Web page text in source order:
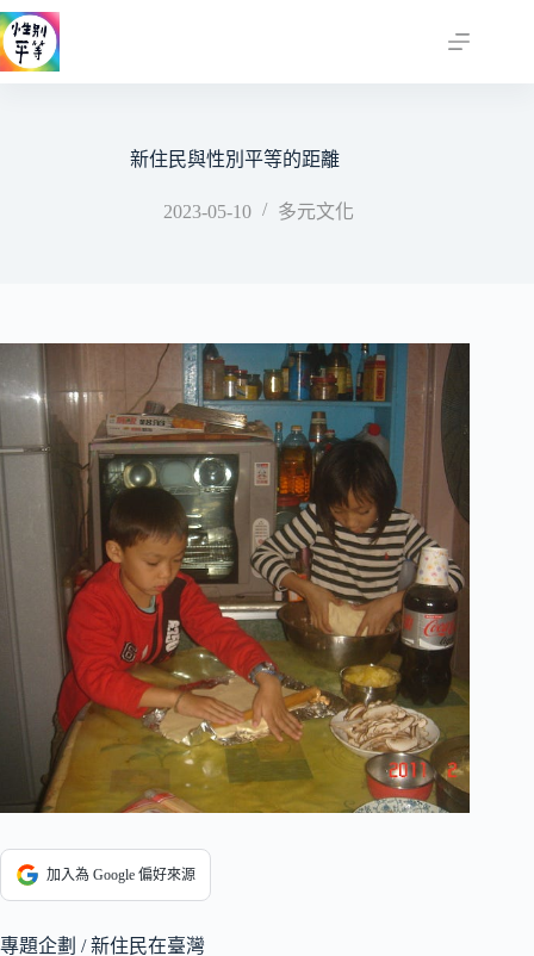
跳
至
主
新住民與性別平等的距離
2023-05-10 多元文化
加入為 Google 偏好來源
專題企劃 / 新住民在臺灣